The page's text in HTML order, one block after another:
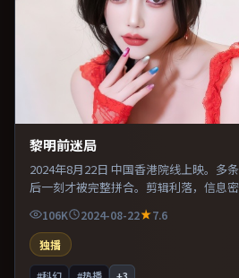
黎明前迷局
2024年8月22日 中国香港院线上映。多
后一刻才被完整拼合。剪辑利落，信息
理的观众。推荐给偏爱群像戏与命运母题
106K 2024-08-22
7.6
独播
#科幻 #热播 +3